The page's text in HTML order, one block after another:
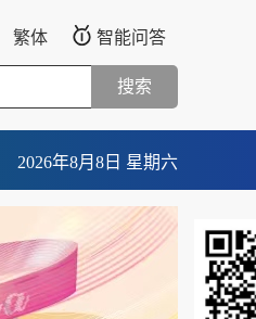
繁体 智能问答
搜索
2026年8月8日 星期六